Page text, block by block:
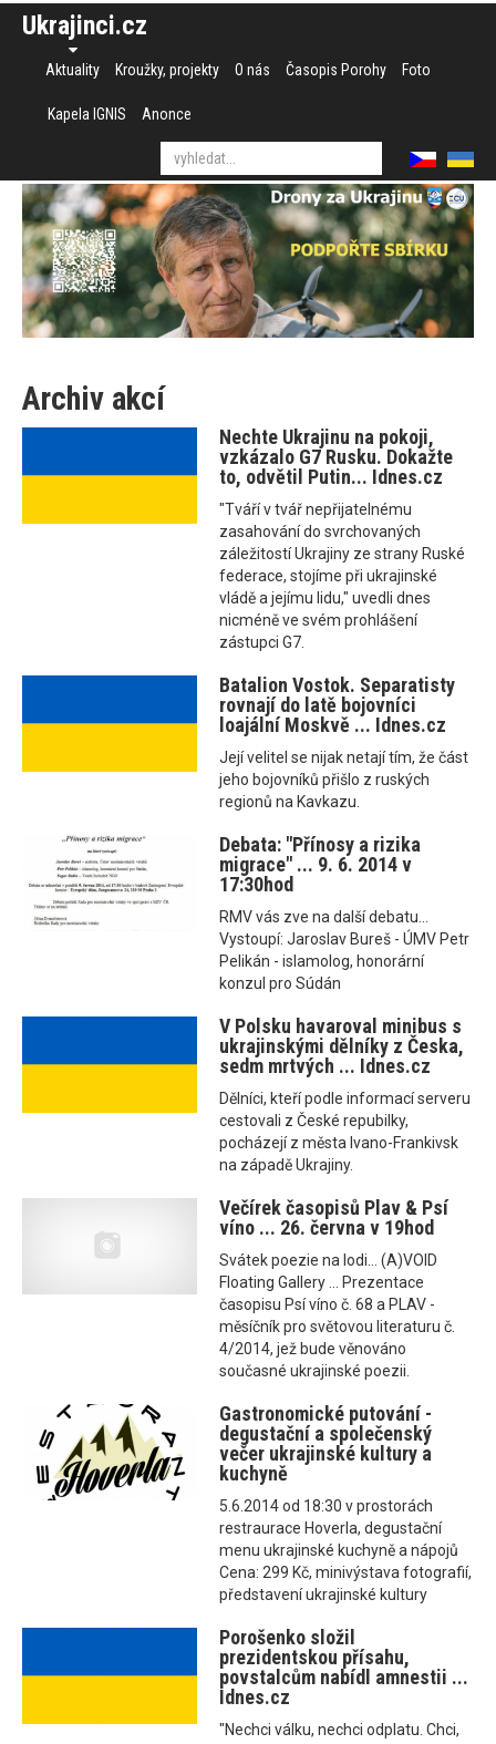
Ukrajinci.cz
Aktuality Kroužky, projekty O nás Časopis Porohy Foto
Kapela IGNIS Anonce
Archiv akcí
Nechte Ukrajinu na pokoji,
vzkázalo G7 Rusku. Dokažte
to, odvětil Putin... Idnes.cz
"Tváří v tvář nepřijatelnému
zasahování do svrchovaných
záležitostí Ukrajiny ze strany Ruské
federace, stojíme při ukrajinské
vládě a jejímu lidu," uvedli dnes
nicméně ve svém prohlášení
zástupci G7.
Batalion Vostok. Separatisty
rovnají do latě bojovníci
loajální Moskvě ... Idnes.cz
Její velitel se nijak netají tím, že část
jeho bojovníků přišlo z ruských
regionů na Kavkazu.
Debata: "Přínosy a rizika
migrace" ... 9. 6. 2014 v
17:30hod
RMV vás zve na další debatu...
Vystoupí: Jaroslav Bureš - ÚMV Petr
Pelikán - islamolog, honorární
konzul pro Súdán
V Polsku havaroval minibus s
ukrajinskými dělníky z Česka,
sedm mrtvých ... Idnes.cz
Dělníci, kteří podle informací serveru
cestovali z České repubilky,
pocházejí z města Ivano-Frankivsk
na západě Ukrajiny.
Večírek časopisů Plav & Psí
víno ... 26. června v 19hod
Svátek poezie na lodi... (A)VOID
Floating Gallery ... Prezentace
časopisu Psí víno č. 68 a PLAV -
měsíčník pro světovou literaturu č.
4/2014, jež bude věnováno
současné ukrajinské poezii.
Gastronomické putování -
degustační a společenský
večer ukrajinské kultury a
kuchyně
5.6.2014 od 18:30 v prostorách
restraurace Hoverla, degustační
menu ukrajinské kuchyně a nápojů
Cena: 299 Kč, minivýstava fotografií,
představení ukrajinské kultury
Porošenko složil
prezidentskou přísahu,
povstalcům nabídl amnestii ...
Idnes.cz
"Nechci válku, nechci odplatu. Chci,